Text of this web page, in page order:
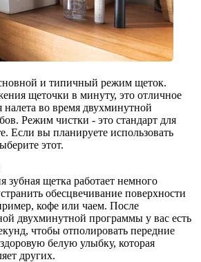
и типичный режим щеток.
щеточки в минуту, это отличное
налета во время двухминутной
Режим чистки - это стандарт для
Если вы планируете использовать
этот.
зубная щетка работает немного
обесцвечивание поверхности
кофе или чаем. После
двухминутной программы у вас есть
чтобы отполировать передние
белую улыбку, которая
других.